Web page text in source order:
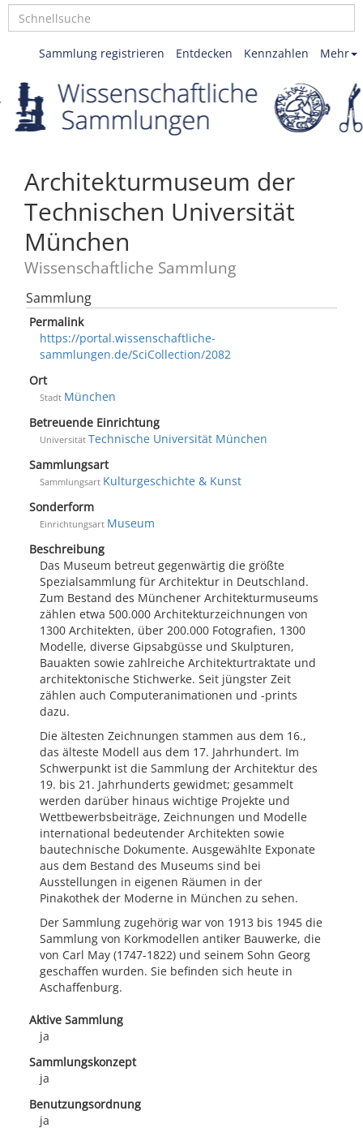
Mehr
Kennzahlen
Entdecken
Sammlung registrieren
Architekturmuseum der
Technischen Universität
München
Wissenschaftliche Sammlung
Sammlung
Permalink
https://portal.wissenschaftliche-
sammlungen.de/SciCollection/2082
Ort
Stadt München
Betreuende Einrichtung
Universität Technische Universität München
Sammlungsart
Sammlungsart Kulturgeschichte & Kunst
Sonderform
Einrichtungsart Museum
Beschreibung
Das Museum betreut gegenwärtig die größte
Spezialsammlung für Architektur in Deutschland.
Zum Bestand des Münchener Architekturmuseums
zählen etwa 500.000 Architekturzeichnungen von
1300 Architekten, über 200.000 Fotografien, 1300
Modelle, diverse Gipsabgüsse und Skulpturen,
Bauakten sowie zahlreiche Architekturtraktate und
architektonische Stichwerke. Seit jüngster Zeit
zählen auch Computeranimationen und -prints
dazu.
Die ältesten Zeichnungen stammen aus dem 16.,
das älteste Modell aus dem 17. Jahrhundert. Im
Schwerpunkt ist die Sammlung der Architektur des
19. bis 21. Jahrhunderts gewidmet; gesammelt
werden darüber hinaus wichtige Projekte und
Wettbewerbsbeiträge, Zeichnungen und Modelle
international bedeutender Architekten sowie
bautechnische Dokumente. Ausgewählte Exponate
aus dem Bestand des Museums sind bei
Ausstellungen in eigenen Räumen in der
Pinakothek der Moderne in München zu sehen.
Der Sammlung zugehörig war von 1913 bis 1945 die
Sammlung von Korkmodellen antiker Bauwerke, die
von Carl May (1747-1822) und seinem Sohn Georg
geschaffen wurden. Sie befinden sich heute in
Aschaffenburg.
Aktive Sammlung
ja
Sammlungskonzept
ja
Benutzungsordnung
ja